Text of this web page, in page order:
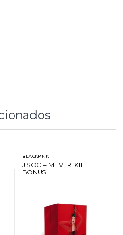
BLACKPINK
JISOO – ME VER. KIT +
BONUS